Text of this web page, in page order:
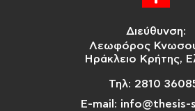
Διεύθυνση:
Λεωφόρος
Ηράκλειο Κρήτης,
Τηλ: 2810
E-mail: info@thesis-